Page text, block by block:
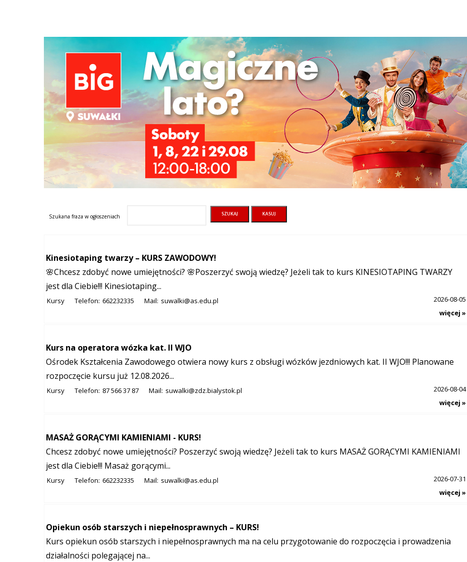
Szukana fraza w ogłoszeniach
Kinesiotaping twarzy – KURS ZAWODOWY!
🌸Chcesz zdobyć nowe umiejętności? 🌸Poszerzyć swoją wiedzę? Jeżeli tak to kurs KINESIOTAPING TWARZY
jest dla Ciebie!!! Kinesiotaping...
Kursy Telefon: 662232335 Mail: suwalki@as.edu.pl
2026-08-05
więcej »
Kurs na operatora wózka kat. II WJO
Ośrodek Kształcenia Zawodowego otwiera nowy kurs z obsługi wózków jezdniowych kat. II WJO!!! Planowane
rozpoczęcie kursu już 12.08.2026...
Kursy Telefon: 87 566 37 87 Mail: suwalki@zdz.bialystok.pl
2026-08-04
więcej »
MASAŻ GORĄCYMI KAMIENIAMI - KURS!
Chcesz zdobyć nowe umiejętności? Poszerzyć swoją wiedzę? Jeżeli tak to kurs MASAŻ GORĄCYMI KAMIENIAMI
jest dla Ciebie!!! Masaż gorącymi...
Kursy Telefon: 662232335 Mail: suwalki@as.edu.pl
2026-07-31
więcej »
Opiekun osób starszych i niepełnosprawnych – KURS!
Kurs opiekun osób starszych i niepełnosprawnych ma na celu przygotowanie do rozpoczęcia i prowadzenia
działalności polegającej na...